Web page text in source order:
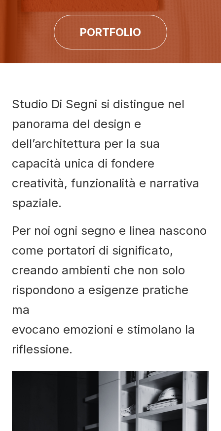
PORTFOLIO
Studio Di Segni si distingue nel
panorama del design e
dell’architettura per la sua
capacità unica di fondere
creatività, funzionalità e narrativa
spaziale.
Per noi ogni segno e linea nascono
come portatori di significato,
creando ambienti che non solo
rispondono a esigenze pratiche
ma
evocano emozioni e stimolano la
riflessione.